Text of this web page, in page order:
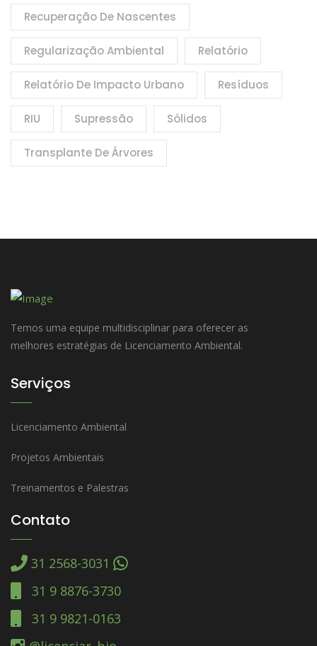
Recuperação De Nascentes
Regularização Ambiental Relatório
Relatório De Impacto Urbano Resíduos
RIU Supressão Sólidos
Transplante De Árvores
Temos uma equipe multidisciplinar para oferecer as
melhores estratégias de Licenciamento Ambiental.
Serviços
Licenciamento Ambiental
Projetos Ambientais
Treinamentos e Palestras
Contato
31 2568-3031
31 9 8876-3730
31 9 9821-0163